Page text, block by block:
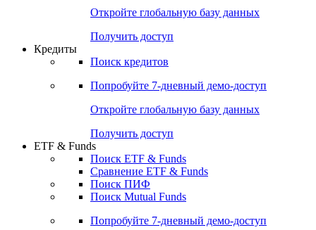
Российские IPO/SPO
Попробуйте7-дневный
Откройте глобальную базу данных
Получить доступ
Поиск кредитов
Попробуйте7-дневный
Откройте глобальную базу данных
Получить доступ
ETF & Funds
Сравнение ETF & Funds